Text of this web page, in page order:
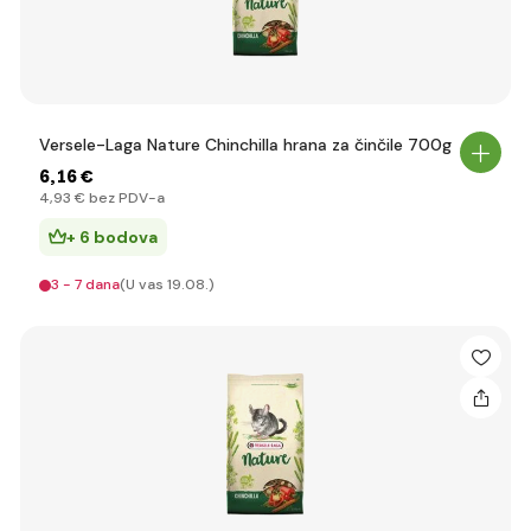
Versele-Laga Nature Chinchilla hrana za činčile 700g
6,16 €
4,93 € bez PDV-a
+ 6 bodova
3 - 7 dana(U vas 19.08.)